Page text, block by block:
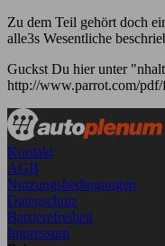
Zu dem Teil gehört doch
alle3s Wesentliche
Guckst Du hier unter
http://www.parrot.com/
Kontakt
AGB
Nutzungsbedingungen
Datenschutz
Barrierefreiheit
Impressum